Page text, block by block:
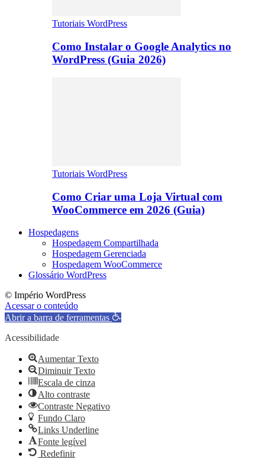
Tutoriais WordPress
Como Instalar o Google Analytics no
WordPress (Guia 2026)
Tutoriais WordPress
Como Criar uma Loja Virtual com
WooCommerce em 2026 (Guia)
Hospedagens
Hospedagem Compartilhada
Hospedagem Gerenciada
Hospedagem WooCommerce
Glossário WordPress
© Império WordPress
Acessar o conteúdo
Abrir a barra de ferramentas
Acessibilidade
Aumentar Texto
Diminuir Texto
Escala de cinza
Alto contraste
Contraste Negativo
Fundo Claro
Links Underline
Fonte legível
Redefinir